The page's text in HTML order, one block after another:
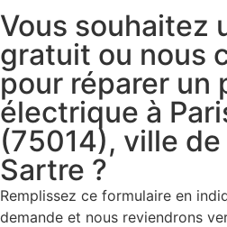
Vous souhaitez
gratuit ou nous
pour réparer un
électrique à
(75014), ville
Sartre ?
Remplissez ce formulaire en
demande et nous reviendrons